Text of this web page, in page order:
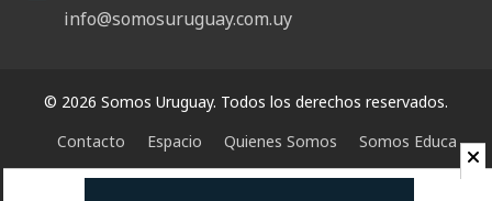
info@somosuruguay.com.uy
© 2026 Somos Uruguay. Todos los derechos reservados.
Contacto
Espacio Quienes Somos Somos Educa